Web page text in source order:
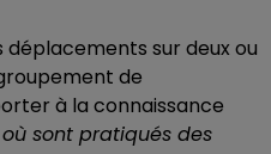
déplacements sur deux ou
de
à la connaissance
sont pratiqués des